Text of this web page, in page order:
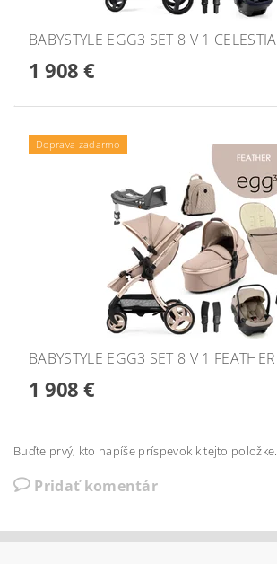
BABYSTYLE EGG3 SET 8 V 1
1 908 €
Doprava zadarmo
BABYSTYLE EGG3 SET 8 V 1
1 908 €
Buďte prvý, kto napíše príspevok k tejto položke.
Pridať komentár